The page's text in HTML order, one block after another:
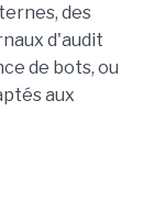
des
d'audit
de bots, ou
aux